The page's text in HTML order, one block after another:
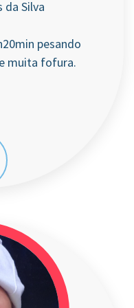
da Silva
pesando
muita fofura.